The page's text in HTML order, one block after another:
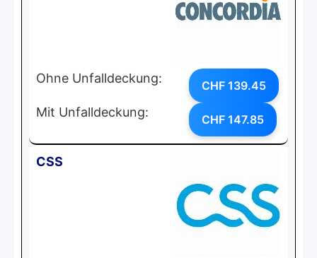
Ohne Unfalldeckung: CHF 139.45
Mit Unfalldeckung: CHF 147.85
CSS